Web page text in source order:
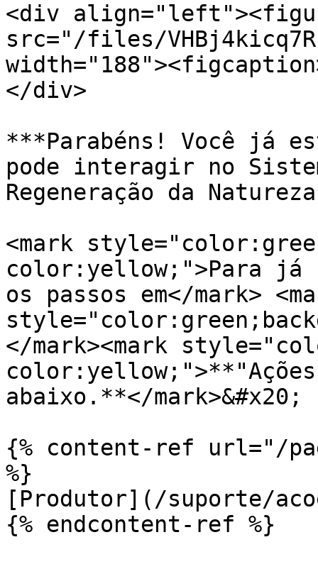
<div
src="/files/
</div>
***Parabéns! Você já
pode interagir no
Regeneração da
<mark
color:yellow;">Para já
os passos em</mark>
</mark><mark
abaixo.**</mark>&#x20;
{% content-ref url="/
%}
[Produtor](/suporte/